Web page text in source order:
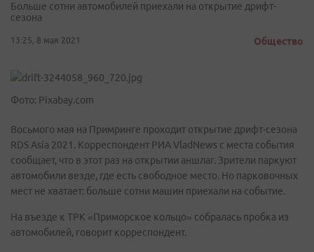
Больше сотни автомобилей приехали на открытие дрифт-
сезона
13:25, 8 мая 2021 Общество
Фото: Pixabay.com
Восьмого мая на Примринге проходит открытие дрифт-сезона
RDS Asia 2021. Корреспондент РИА VladNews с места события
сообщает, что в этот раз на открытии аншлаг. Зрители паркуют
автомобили везде, где есть свободное место. Но парковочных
мест не хватает: больше сотни машин приехали на событие.
На въезде к ТРК «Приморское кольцо» собралась пробка из
автомобилей, говорит корреспондент.